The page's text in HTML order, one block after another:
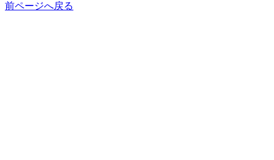
前ページへ戻る